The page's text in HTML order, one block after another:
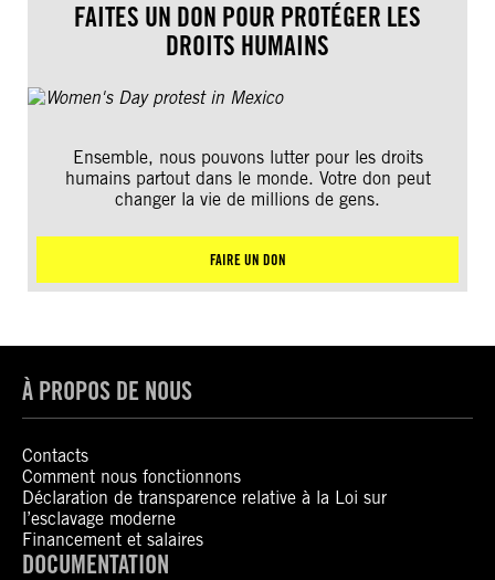
FAITES UN DON POUR PROTÉGER LES
DROITS HUMAINS
Ensemble, nous pouvons lutter pour les droits
humains partout dans le monde. Votre don peut
changer la vie de millions de gens.
FAIRE UN DON
À PROPOS DE NOUS
Contacts
Comment nous fonctionnons
Déclaration de transparence relative à la Loi sur
l’esclavage moderne
Financement et salaires
DOCUMENTATION